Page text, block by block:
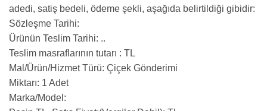
adedi, satiş bedeli, ödeme şekli, aşağıda belirtildiği gibidir:
Sözleşme Tarihi:
Ürünün Teslim Tarihi: ..
Teslim masraflarının tutarı : TL
Mal/Ürün/Hizmet Türü: Çiçek Gönderimi
Miktarı: 1 Adet
Marka/Model: